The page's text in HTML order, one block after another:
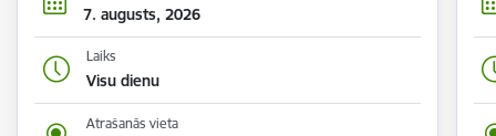
7. augusts, 2026
Laiks
Visu dienu
Atrašanās vieta